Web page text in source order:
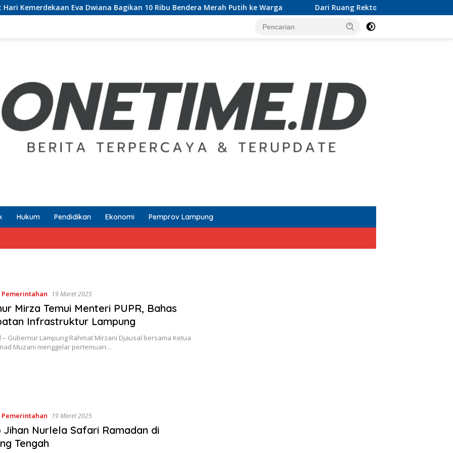
Eva Dwiana Bagikan 10 Ribu Bendera Merah Putih ke Warga Dari Ruang Rektor ke Gerakan Pramuka, Wan
Hukum Pendidikan Ekonomi Pemprov Lampung
Pemerintahan 19 Maret 2025
Mirza Temui Menteri PUPR, Bahas
Infrastruktur Lampung
– Gubernur Lampung Rahmat Mirzani Djausal bersama Ketua
Muzani menggelar pertemuan…
Pemerintahan 19 Maret 2025
Jihan Nurlela Safari Ramadan di
Tengah